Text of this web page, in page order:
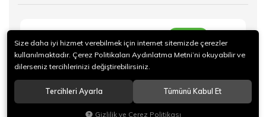
© 2024 Giresun Ticaret Borsası İktisadi İşletmesi Tüm hakları saklıdır.
Size daha iyi hizmet verebilmek için internet sitemizde çerezler
kullanılmaktadır. Çerez Politikaları Aydınlatma Metni’ni okuyabilir ve
dilerseniz tercihlerinizi değiştirebilirsiniz.
Tercihleri Ayarla Tümünü Kabul Et
Gizlilik ve Çerez Politikası